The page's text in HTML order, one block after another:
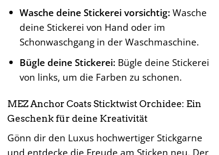
Wasche deine Stickerei vorsichtig: Wasche
deine Stickerei von Hand oder im
Schonwaschgang in der Waschmaschine.
Bügle deine Stickerei: Bügle deine Stickerei
von links, um die Farben zu schonen.
MEZ Anchor Coats Sticktwist Orchidee: Ein
Geschenk für deine Kreativität
Gönn dir den Luxus hochwertiger Stickgarne
und entdecke die Freude am Sticken neu. Der